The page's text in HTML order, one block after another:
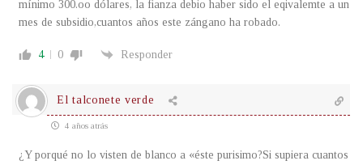
mínimo 300.oo dólares, la fianza debio haber sido el eqivalemte a un
mes de subsidio,cuantos años este zángano ha robado.
4 0 Responder
El talconete verde
4 años atrás
¿Y porqué no lo visten de blanco a «éste purisimo?Si supiera cuantos